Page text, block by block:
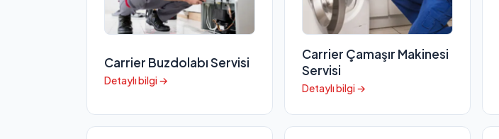
Carrier Buzdolabı Servisi
Detaylı bilgi →
Carrier Çamaşır Makinesi
Servisi
Detaylı bilgi →